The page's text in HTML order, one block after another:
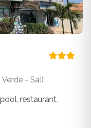
Verde - Sal)
restaurant,